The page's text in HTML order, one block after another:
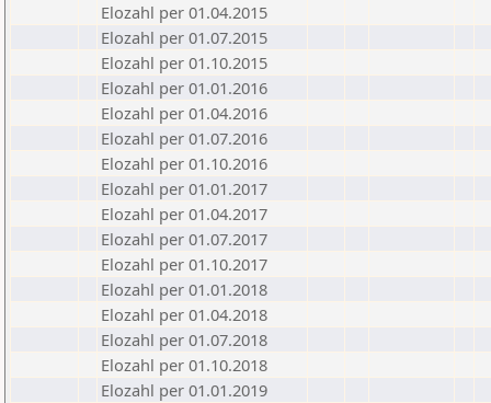
Elozahl per 01.04.2015
Elozahl per 01.07.2015
Elozahl per 01.10.2015
Elozahl per 01.01.2016
Elozahl per 01.04.2016
Elozahl per 01.07.2016
Elozahl per 01.10.2016
Elozahl per 01.01.2017
Elozahl per 01.04.2017
Elozahl per 01.07.2017
Elozahl per 01.10.2017
Elozahl per 01.01.2018
Elozahl per 01.04.2018
Elozahl per 01.07.2018
Elozahl per 01.10.2018
Elozahl per 01.01.2019